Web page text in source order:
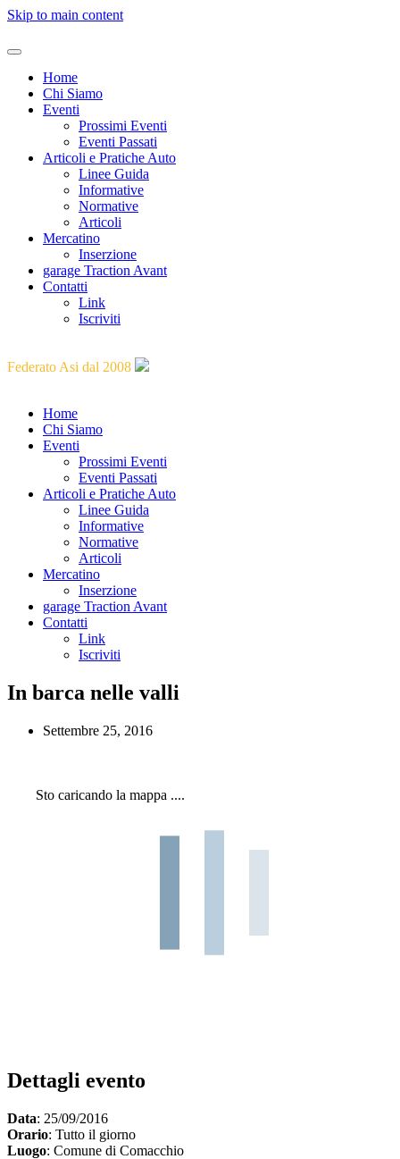
Skip to main content
Home
Chi Siamo
Eventi
Prossimi Eventi
Eventi Passati
Articoli e Pratiche Auto
Linee Guida
Informative
Normative
Articoli
Mercatino
Inserzione
garage Traction Avant
Contatti
Link
Iscriviti
Federato Asi dal 2008
Home
Chi Siamo
Eventi
Prossimi Eventi
Eventi Passati
Articoli e Pratiche Auto
Linee Guida
Informative
Normative
Articoli
Mercatino
Inserzione
garage Traction Avant
Contatti
Link
Iscriviti
In barca nelle valli
Settembre 25, 2016
Sto caricando la mappa ....
Dettagli evento
Data: 25/09/2016
Orario: Tutto il giorno
Luogo: Comune di Comacchio